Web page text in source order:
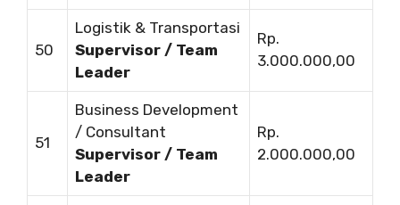
50
Logistik & Transportasi
Supervisor / Team
Leader
Rp.
3.000.000,00
51
Business Development
/ Consultant
Supervisor / Team
Leader
Rp.
2.000.000,00